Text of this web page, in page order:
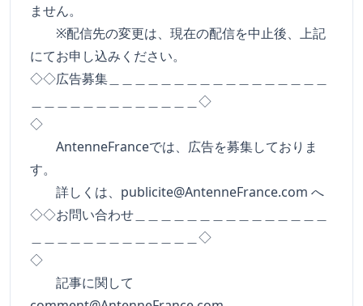
ません。
※配信先の変更は、現在の配信を中止後、上記
にてお申し込みください。
◇◇広告募集＿＿＿＿＿＿＿＿＿＿＿＿＿＿＿＿＿
＿＿＿＿＿＿＿＿＿＿＿＿＿◇
◇
AntenneFranceでは、広告を募集しておりま
す。
詳しくは、 publicite@AntenneFrance.com へ
◇◇お問い合わせ＿＿＿＿＿＿＿＿＿＿＿＿＿＿＿
＿＿＿＿＿＿＿＿＿＿＿＿＿◇
◇
記事に関して